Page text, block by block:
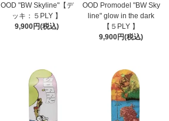
OOD "BW Skyline"【デ
ッキ：５PLY 】
9,900円(税込)
OOD Promodel "BW Sky
line" glow in the dark
【５PLY 】
9,900円(税込)